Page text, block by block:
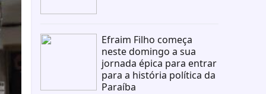
Efraim Filho começa
neste domingo a sua
jornada épica para entrar
para a história política da
Paraíba